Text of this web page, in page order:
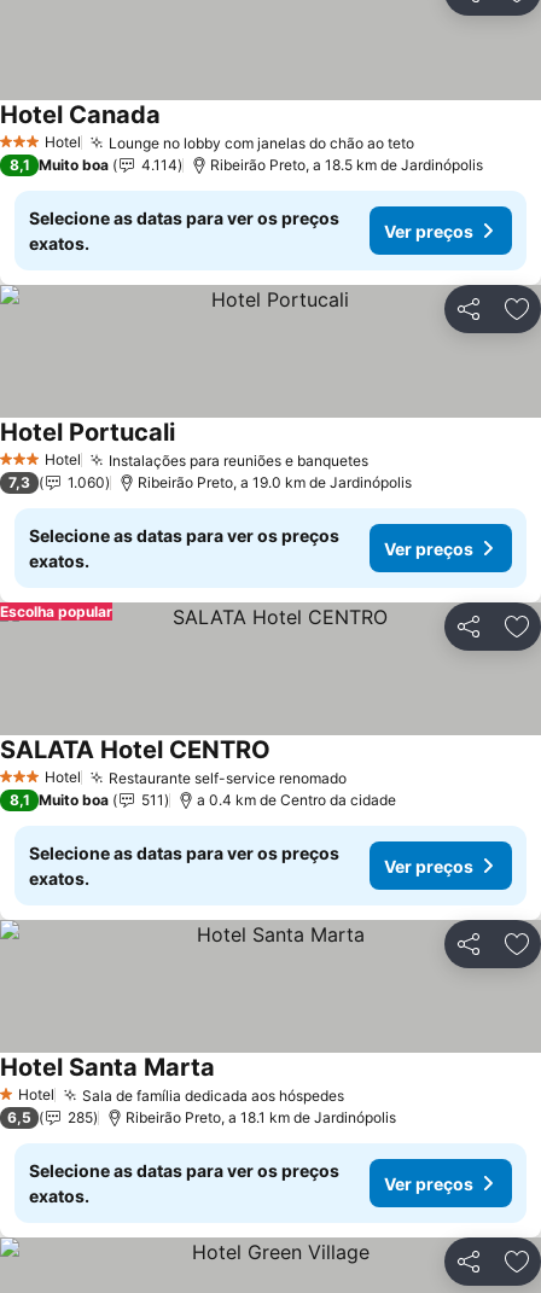
3 EstrelasHotel Lounge no lobby com janelas do chão ao teto
Hotel Canada
8,1 Muito boa 4.114 Ribeirão Preto, a 18.5 km de Jardinópolis
Selecione as datas para ver os preços
exatos.
Ver preços
Partilhar
3 EstrelasHotel Instalações para reuniões e banquetes
Hotel Portucali
7,3 1.060 Ribeirão Preto, a 19.0 km de Jardinópolis
Selecione as datas para ver os preços
exatos.
Ver preços
Partilhar
Escolha popular
3 EstrelasHotel Restaurante self-service renomado
SALATA Hotel CENTRO
8,1 Muito boa 511 a 0.4 km de Centro da cidade
Selecione as datas para ver os preços
exatos.
Ver preços
Partilhar
1 Estrelas
Hotel Sala de família dedicada aos hóspedes
Hotel Santa Marta
6,5 285 Ribeirão Preto, a 18.1 km de Jardinópolis
Selecione as datas para ver os preços
exatos.
Ver preços
Partilhar